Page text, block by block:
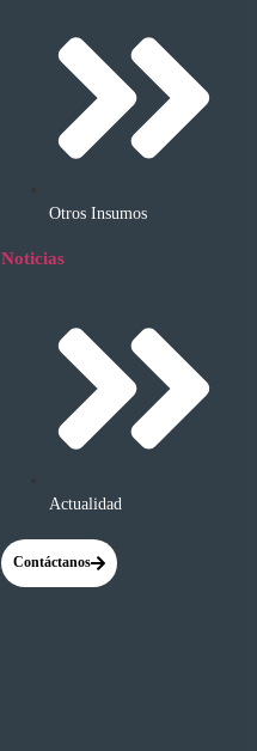
Otros Insumos
Noticias
Actualidad
Contáctanos